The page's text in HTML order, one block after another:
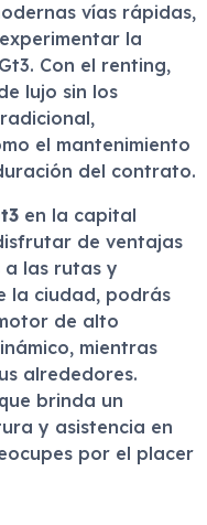
vías rápidas,
la
Con el renting,
lujo sin los
el mantenimiento
del contrato.
en la capital
de ventajas
a las rutas y
la ciudad, podrás
de alto
mientras
alrededores.
brinda un
y asistencia en
por el placer